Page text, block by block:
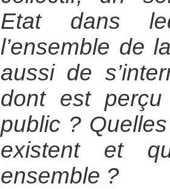
Etat dans
l’ensemble de
aussi de
dont est
public ?
existent et
ensemble ?